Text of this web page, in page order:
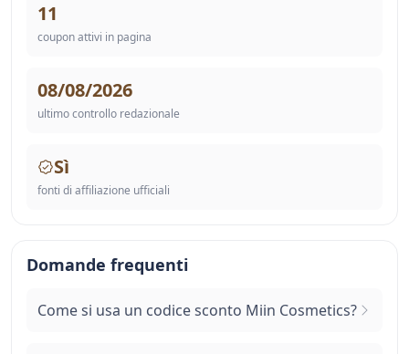
11
coupon attivi in pagina
08/08/2026
ultimo controllo redazionale
Sì
fonti di affiliazione ufficiali
Domande frequenti
Come si usa un codice sconto Miin Cosmetics?